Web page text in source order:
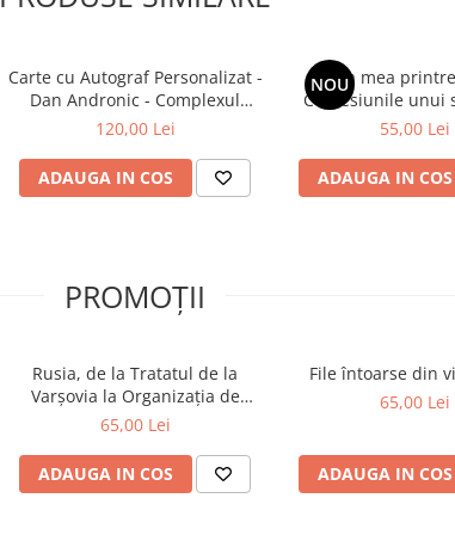
Carte cu Autograf Personalizat -
Dan Andronic - Complexul
Înaltei Porți - Ediție limitată
120,00 Lei
ADAUGA IN COS
NOU
Viața mea
Confesiunile unui
fidel
55,00 Lei
ADAUGA IN COS
PROMOȚII
Rusia, de la Tratatul de la
Varșovia la Organizația de
Cooperare de la Shanghai și
65,00 Lei
ADAUGA IN COS
File întoarse din
65,00 Lei
ADAUGA IN COS